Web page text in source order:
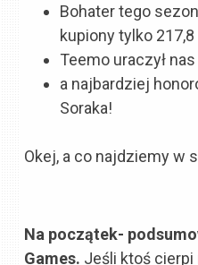
Bohater tego
kupiony tylko
Teemo uraczył
a najbardziej
Soraka!
Okej, a co najdziemy w
Na początek-
Games. Jeśli ktoś cierpi